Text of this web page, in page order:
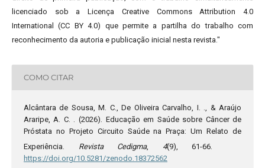
licenciado sob a Licença Creative Commons Attribution 4.0
International (CC BY 4.0) que permite a partilha do trabalho com
reconhecimento da autoria e publicação inicial nesta revista."
COMO CITAR
Alcântara de Sousa, M. C., De Oliveira Carvalho, I. ., & Araújo
Araripe, A. C. . (2026). Educação em Saúde sobre Câncer de
Próstata no Projeto Circuito Saúde na Praça: Um Relato de
Experiência. Revista Cedigma, 4(9), 61-66.
https://doi.org/10.5281/zenodo.18372562